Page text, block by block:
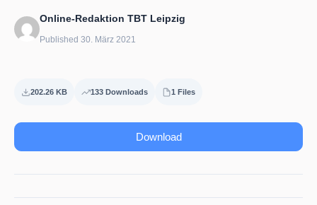
Online-Redaktion TBT Leipzig
Published 30. März 2021
202.26 KB 133 Downloads 1 Files
Download